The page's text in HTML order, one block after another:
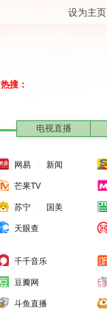
设为主页
热搜：
网易 · 新闻
芒果TV
苏宁 · 国美
天眼查
千千音乐
豆瓣网
斗鱼直播
电视直播